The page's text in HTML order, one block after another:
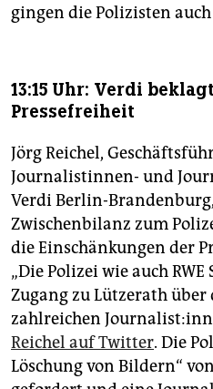
gingen die Polizisten
13:15 Uhr: Verdi
Pressefreiheit
Jörg Reichel,
Journalistinnen- und
Verdi Berlin-
Zwischenbilanz zum
die Einschänkungen der
„Die Polizei wie auch
Zugang zu Lützerath über
zahlreichen
Reichel auf Twitter. Die
Löschung von Bildern“